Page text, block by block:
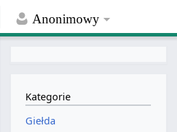
Anonimowy
Kategorie
Giełda